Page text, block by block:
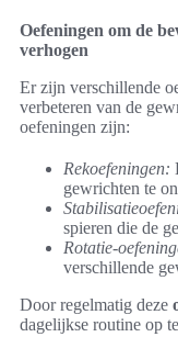
Oefeningen om de
verhogen
Er zijn verschillende
verbeteren van de
oefeningen zijn:
Rekoefeningen:
gewrichten te
spieren die de
Rotatie-
verschillende
Door regelmatig deze
dagelijkse routine op